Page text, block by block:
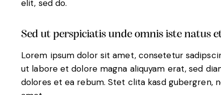
elit, sed do.
Sed ut perspiciatis unde omnis iste natus
Lorem ipsum dolor sit amet, consetetur
ut labore et dolore magna aliquyam erat, sed
dolores et ea rebum. Stet clita kasd gubergren,